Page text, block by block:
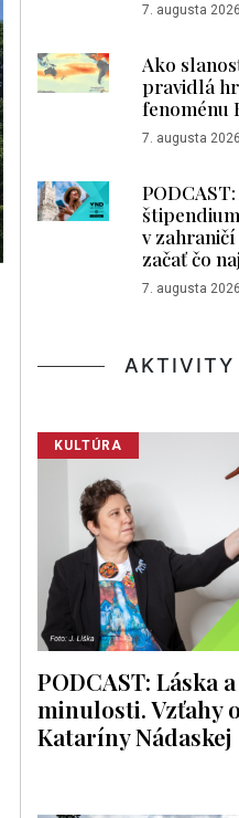
7. augusta 2026
Ako
pravidlá
fenoménu
7. augusta 2026
v
začať čo
7. augusta 2026
AKTIVITY
KULTÚRA
PODCAST: Láska
minulosti. Vzťahy
Kataríny Nádaskej